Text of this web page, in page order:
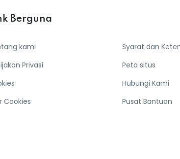
Berguna
kami
Privasi
Cookies
Syarat dan
Peta situs
Hubungi Kami
Pusat Bantuan